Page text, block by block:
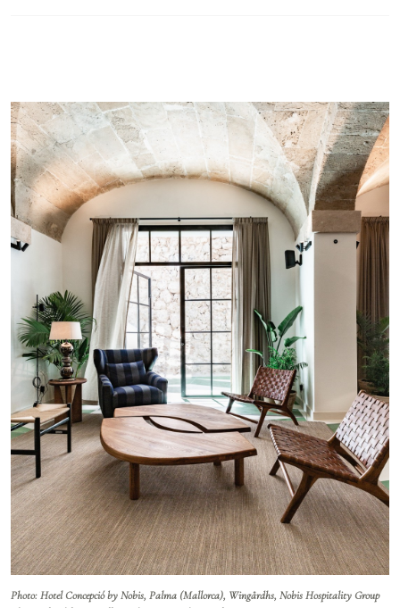
Photo: Hotel Concepció by Nobis, Palma (Mallorca), Wingårdhs, Nobis Hospitality Group